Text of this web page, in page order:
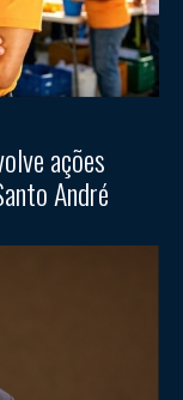
ações
André